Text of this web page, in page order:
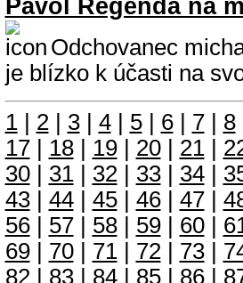
Pavol Regenda na
Odchovanec
je blízko k účasti na
1| 2| 3| 4| 5| 6| 7| 8|
17| 18| 19| 20| 21|
30| 31| 32| 33| 34|
43| 44| 45| 46| 47|
56| 57| 58| 59| 60|
69| 70| 71| 72| 73|
82
83| 84| 85| 86|